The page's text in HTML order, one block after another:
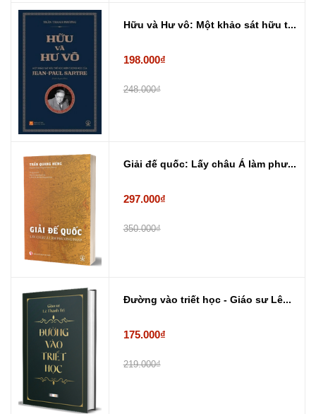
Hữu và Hư vô: Một khảo sát hữu t...
198.000₫
248.000₫
Giải đế quốc: Lấy châu Á làm phư...
297.000₫
350.000₫
Đường vào triết học - Giáo sư Lê...
175.000₫
219.000₫